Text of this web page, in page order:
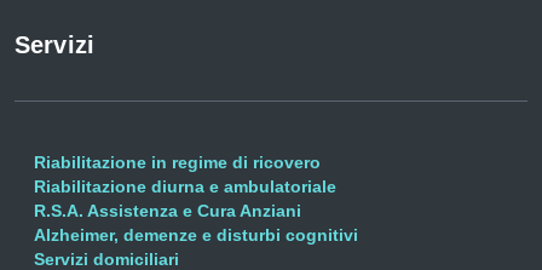
Servizi
Riabilitazione in regime di ricovero
Riabilitazione diurna e ambulatoriale
R.S.A. Assistenza e Cura Anziani
Alzheimer, demenze e disturbi cognitivi
Servizi domiciliari